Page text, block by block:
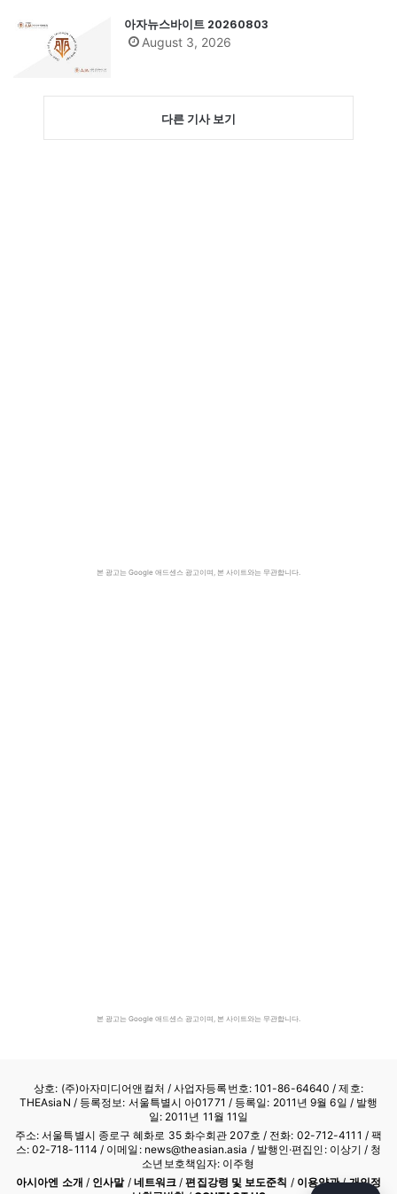
아자뉴스바이트 20260803
August 3, 2026
다른 기사 보기
본 광고는 Google 애드센스 광고이며, 본 사이트와는 무관합니다.
본 광고는 Google 애드센스 광고이며, 본 사이트와는 무관합니다.
상호: (주)아자미디어앤컬처 /사업자등록번호: 101-86-64640 / 제호:
THEAsiaN / 등록정보: 서울특별시 아01771 / 등록일: 2011년 9월 6일 / 발행
일: 2011년 11월 11일
주소: 서울특별시 종로구 혜화로 35 화수회관 207호 / 전화: 02-712-4111 / 팩
스: 02-718-1114 / 이메일: news@theasian.asia / 발행인·편집인: 이상기 / 청
소년보호책임자: 이주형
아시아엔 소개 / 인사말/ 네트워크 /편집강령 및 보도준칙 / 이용약관/개인정